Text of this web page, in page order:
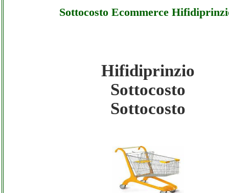
Sottocosto Ecommerce
Hifidiprinzio - Sottocosto Ecommerce
Hifidiprinzio - Sottocosto Ecommerce
Hifidiprinzio
Sottocosto
Sottocosto